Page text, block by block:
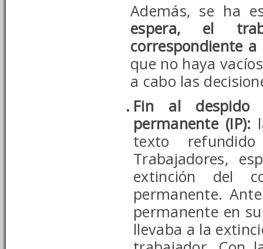
Además, se ha
espera, el
correspondiente
que no haya
a cabo las
Fin al despido
permanente (IP):
texto
Trabajadores,
extinción del
permanente.
permanente en
llevaba a la